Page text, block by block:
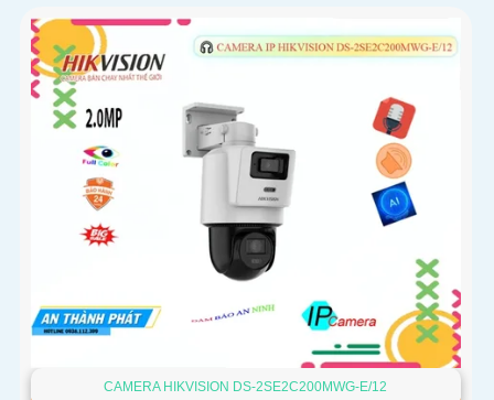
CAMERA HIKVISION DS-2SE2C200MWG-E/12